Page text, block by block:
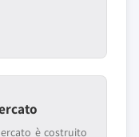
è costruito